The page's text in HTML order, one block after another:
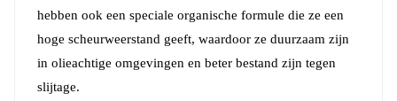
hebben ook een speciale organische formule die ze een
hoge scheurweerstand geeft, waardoor ze duurzaam zijn
in olieachtige omgevingen en beter bestand zijn tegen
slijtage.